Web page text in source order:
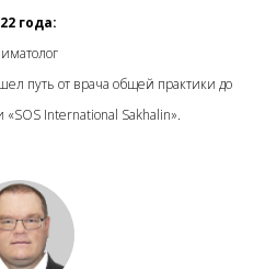
года:
путь от врача общей практики до
«SOS International Sakhalin».